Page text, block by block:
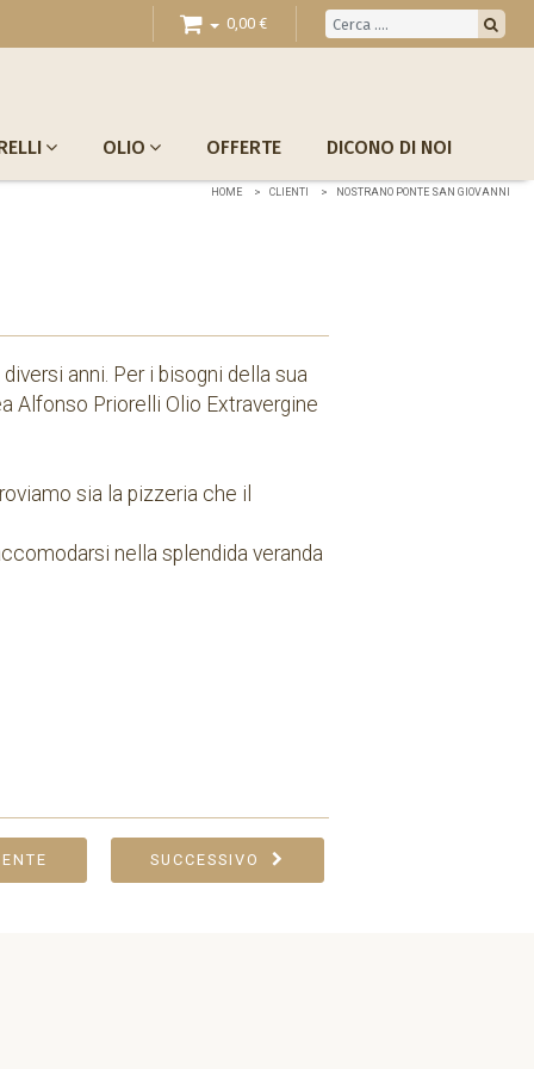
0,00 €
OLIO OFFERTE DICONO DI NOI
HOME CLIENTI NOSTRANO PONTE SAN GIOVANNI
anni. Per i bisogni della sua
Alfonso Priorelli Olio Extravergine
sia la pizzeria che il
nella splendida veranda
SUCCESSIVO